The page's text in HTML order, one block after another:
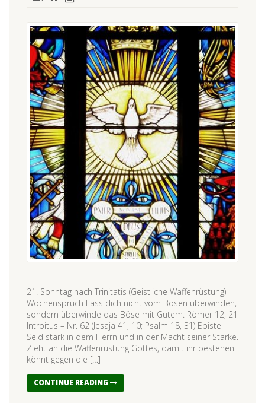
21. Sonntag nach Trinitatis (Geistliche Waffenrüstung)
Wochenspruch Lass dich nicht vom Bösen überwinden,
sondern überwinde das Böse mit Gutem. Römer 12, 21
Introitus – Nr. 62 (Jesaja 41, 10; Psalm 18, 31) Epistel
Seid stark in dem Herrn und in der Macht seiner Stärke.
Zieht an die Waffenrüstung Gottes, damit ihr bestehen
könnt gegen die […]
CONTINUE READING